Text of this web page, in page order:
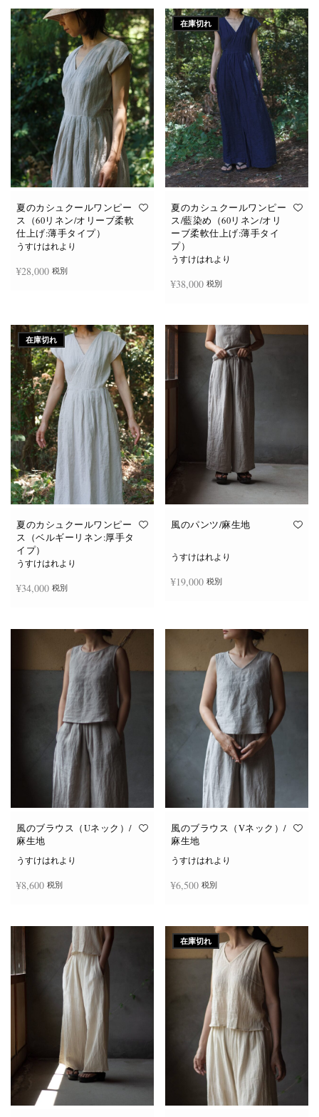
ジ
か
ら
選
択
で
き
ま
す
ジ
か
ら
選
択
で
き
ま
す
の
商
品
に
は
複
数
の
バ
リ
エ
ー
シ
ョ
ン
が
あ
り
ま
オ
プ
シ
ョ
ら
選
択
で
き
ま
す
の
商
品
に
複
数
の
ョ
ン
が
あ
り
ま
オ
プ
シ
ョ
ら
選
択
で
き
ま
す
夏のカシュクールワンピー
ス（60リネン/オリーブ柔軟
仕上げ:薄手タイプ）
うすけはれより
¥28,000 税別
在庫切れ
夏のカシュクールワンピー
ス/藍染め（60リネン/オリ
ーブ柔軟仕上げ:薄手タイ
プ）
うすけはれより
¥38,000 税別
在庫切れ
夏のカシュクールワンピー
ス（ベルギーリネン:厚手タ
イプ）
うすけはれより
¥34,000 税別
風のパンツ/麻生地
うすけはれより
¥19,000 税別
風のブラウス（Uネック）/
麻生地
うすけはれより
¥8,600 税別
の
商
品
に
は
複
数
の
バ
リ
エ
ー
シ
ョ
ン
が
あ
ま
風のブラウス（Vネック）/
麻生地
うすけはれより
¥6,500 税別
の
商
品
に
は
複
数
の
バ
リ
エ
ー
シ
ョ
ン
が
あ
り
ま
在庫切れ